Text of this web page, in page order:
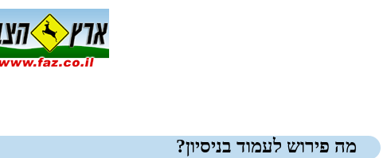
מה פירוש לעמוד בניסיון?